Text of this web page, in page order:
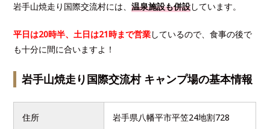
岩手山焼走り国際交流村には、温泉施設も併設しています。
平日は20時半、土日は21時まで営業しているので、食事の後で
も十分に間に合いますよ！
岩手山焼走り国際交流村 キャンプ場の基本情報
住所 岩手県八幡平市平笠24地割728